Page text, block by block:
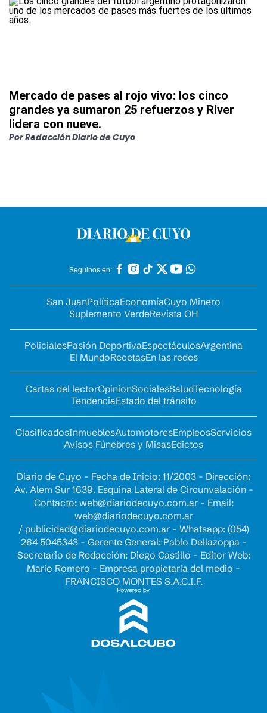
Mercado de pases al rojo vivo: los cinco
grandes ya sumaron 25 refuerzos y River
lidera con nueve.
PorRedacción Diario de Cuyo
Seguinos en:
San JuanPolíticaEconomíaCuyo Minero
Suplemento VerdeRevista OH
PolicialesPasión DeportivaEspectáculosArgentina
El MundoRecetasEn las redes
Cartas del lectorOpinionSocialesSaludTecnología
TendenciaEstado del tránsito
ClasificadosInmueblesAutomotoresEmpleosServicios
Avisos Fúnebres y MisasEdictos
Diario de Cuyo - Fecha de Inicio: 11/2003 - Dirección:
Av. Alem Sur 1639. Esquina Lateral de Circunvalación -
Contacto: web@diariodecuyo.com.ar- Email:
web@diariodecuyo.com.ar
/ publicidad@diariodecuyo.com.ar- Whatsapp: (054)
264 5045343 - Gerente General: Pablo Dellazoppa -
Secretario de Redacción: Diego Castillo - Editor Web:
Mario Romero - Empresa propietaria del medio -
FRANCISCO MONTES S.A.C.I.F.